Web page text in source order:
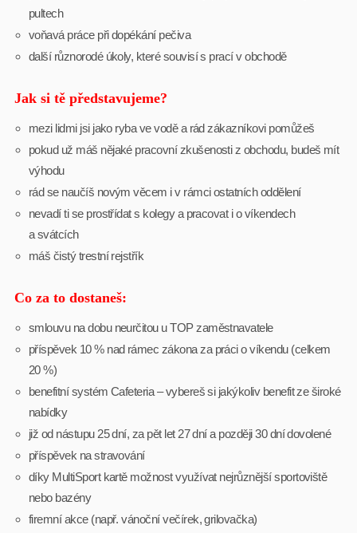
pultech
voňavá práce při dopékání pečiva
další různorodé úkoly, které souvisí s prací v obchodě
Jak si tě představujeme?
mezi lidmi jsi jako ryba ve vodě a rád zákazníkovi pomůžeš
pokud už máš nějaké pracovní zkušenosti z obchodu, budeš mít
výhodu
rád se naučíš novým věcem i v rámci ostatních oddělení
nevadí ti se prostřídat s kolegy a pracovat i o víkendech
a svátcích
máš čistý trestní rejstřík
Co za to dostaneš:
smlouvu na dobu neurčitou u TOP zaměstnavatele
příspěvek 10 % nad rámec zákona za práci o víkendu (celkem
20 %)
benefitní systém Cafeteria – vybereš si jakýkoliv benefit ze široké
nabídky
již od nástupu 25 dní, za pět let 27 dní a později 30 dní dovolené
příspěvek na stravování
díky MultiSport kartě možnost využívat nejrůznější sportoviště
nebo bazény
firemní akce (např. vánoční večírek, grilovačka)